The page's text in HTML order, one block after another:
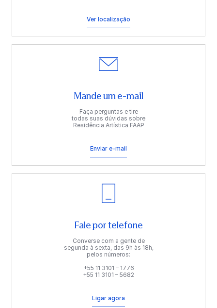
Ver localização
Mande um e-mail
Faça perguntas e tire
todas suas dúvidas sobre
Residência Artística FAAP
Enviar e-mail
Fale por telefone
Converse com a gente de
segunda à sexta, das 9h às 18h,
pelos números:
+55 11 3101 – 1776
+55 11 3101 – 5682
Ligar agora